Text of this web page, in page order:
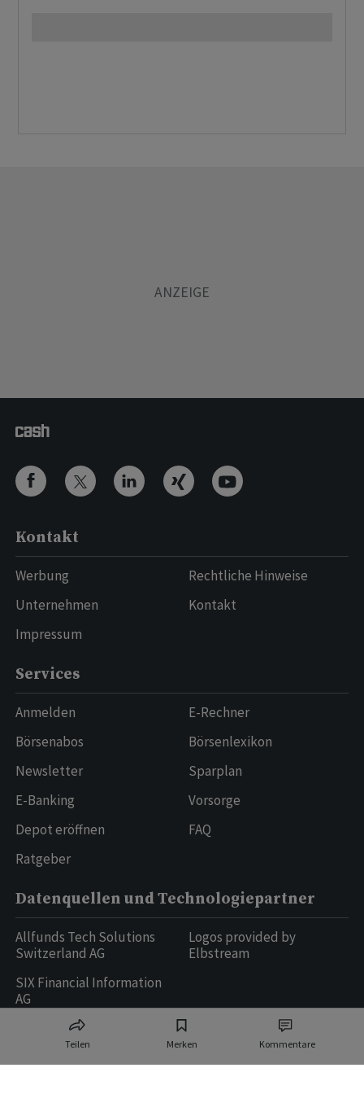
Teilen Merken Kommentare
Kontakt
Werbung
Unternehmen
Impressum
Rechtliche Hinweise
Kontakt
Services
Anmelden
Börsenabos
Newsletter
E-Banking
Depot eröffnen
Ratgeber
E-Rechner
Börsenlexikon
Sparplan
Vorsorge
FAQ
Datenquellen und Technologiepartner
Allfunds Tech Solutions
Switzerland AG
SIX Financial Information
AG
Logos provided by
Elbstream